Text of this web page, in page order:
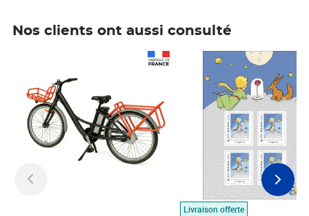
Nos clients ont aussi consulté
Livraison offerte
Prix 7,50€